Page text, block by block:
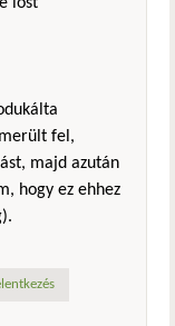
fel,
majd azután
hogy ez ehhez